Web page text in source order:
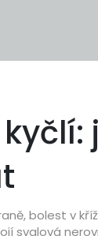
bolest v
svalová